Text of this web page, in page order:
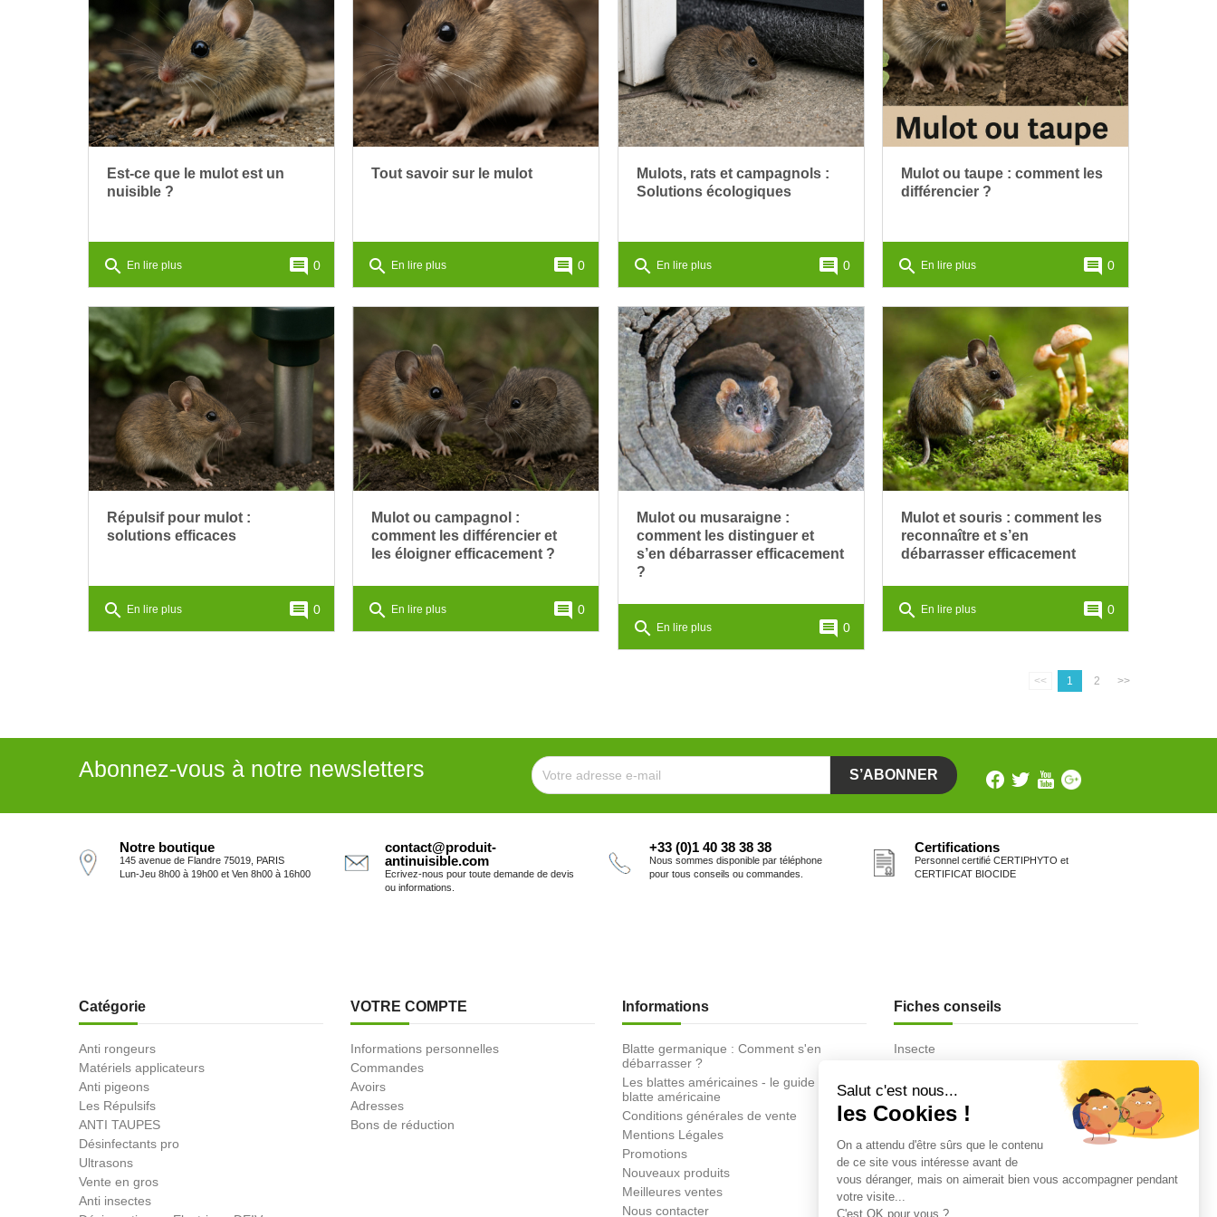
Est-ce que le mulot est un
nuisible ?
search En lire plus comment 0
Tout savoir sur le mulot
search En lire plus comment 0
Mulots, rats et campagnols :
Solutions écologiques
search En lire plus comment 0
Mulot ou taupe : comment les
différencier ?
search En lire plus comment 0
Répulsif pour mulot :
solutions efficaces
search En lire plus comment 0
Mulot ou campagnol :
comment les différencier et
les éloigner efficacement ?
search En lire plus comment 0
Mulot ou musaraigne :
comment les distinguer et
s’en débarrasser efficacement
?
search En lire plus comment 0
Mulot et souris : comment les
reconnaître et s’en
débarrasser efficacement
search En lire plus comment 0
<< 1 2 >>
Abonnez-vous à notre newsletters
Notre boutique
145 avenue de Flandre 75019, PARIS
Lun-Jeu 8h00 à 19h00 et Ven 8h00 à 16h00
contact@produit-
antinuisible.com
Ecrivez-nous pour toute demande de devis
ou informations.
+33 (0)1 40 38 38 38
Nous sommes disponible par téléphone
pour tous conseils ou commandes.
Certifications
Personnel certifié CERTIPHYTO et
CERTIFICAT BIOCIDE
Catégorie
Anti rongeurs
Matériels applicateurs
Anti pigeons
Les Répulsifs
ANTI TAUPES
Désinfectants pro
Ultrasons
Vente en gros
Anti insectes
VOTRE COMPTE
Informations personnelles
Commandes
Avoirs
Adresses
Bons de réduction
Informations
Blatte germanique : Comment s'en
débarrasser ?
Les blattes américaines - le guide de la
blatte américaine
Conditions générales de vente
Mentions Légales
Promotions
Nouveaux produits
Meilleures ventes
Nous contacter
Fiches conseils
Insecte